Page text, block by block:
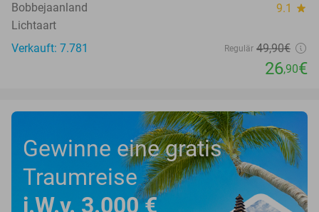
Bobbejaanland 9.1 star
Lichtaart
Verkauft: 7.781
Regulär 49,90€
26,90€
Gewinne eine gratis
Traumreise
i.W.v. 3.000 €